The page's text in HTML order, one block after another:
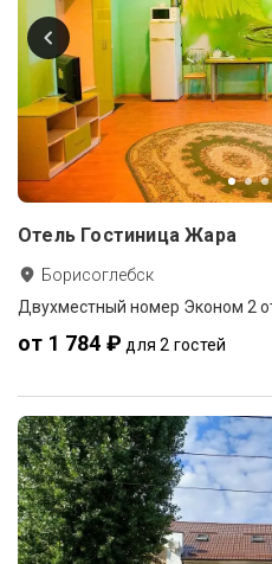
Отель Гостиница Жара
Борисоглебск
Двухместный номер Эконом 2
от 1 784 ₽ для 2 гостей